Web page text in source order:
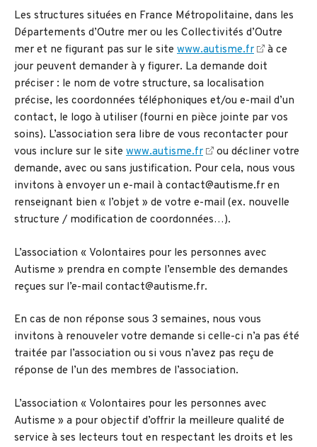
Les structures situées en France Métropolitaine, dans les
Départements d’Outre mer ou les Collectivités d’Outre
mer et ne figurant pas sur le site www.autisme.fr
à ce
jour peuvent demander à y figurer. La demande doit
préciser : le nom de votre structure, sa localisation
précise, les coordonnées téléphoniques et/ou e-mail d’un
contact, le logo à utiliser (fourni en pièce jointe par vos
soins). L’association sera libre de vous recontacter pour
vous inclure sur le site www.autisme.fr
ou décliner votre
demande, avec ou sans justification. Pour cela, nous vous
invitons à envoyer un e-mail à contact@autisme.fr en
renseignant bien « l’objet » de votre e-mail (ex. nouvelle
structure / modification de coordonnées…).
L’association « Volontaires pour les personnes avec
Autisme » prendra en compte l’ensemble des demandes
reçues sur l’e-mail contact@autisme.fr.
En cas de non réponse sous 3 semaines, nous vous
invitons à renouveler votre demande si celle-ci n’a pas été
traitée par l’association ou si vous n’avez pas reçu de
réponse de l’un des membres de l’association.
L’association « Volontaires pour les personnes avec
Autisme » a pour objectif d’offrir la meilleure qualité de
service à ses lecteurs tout en respectant les droits et les